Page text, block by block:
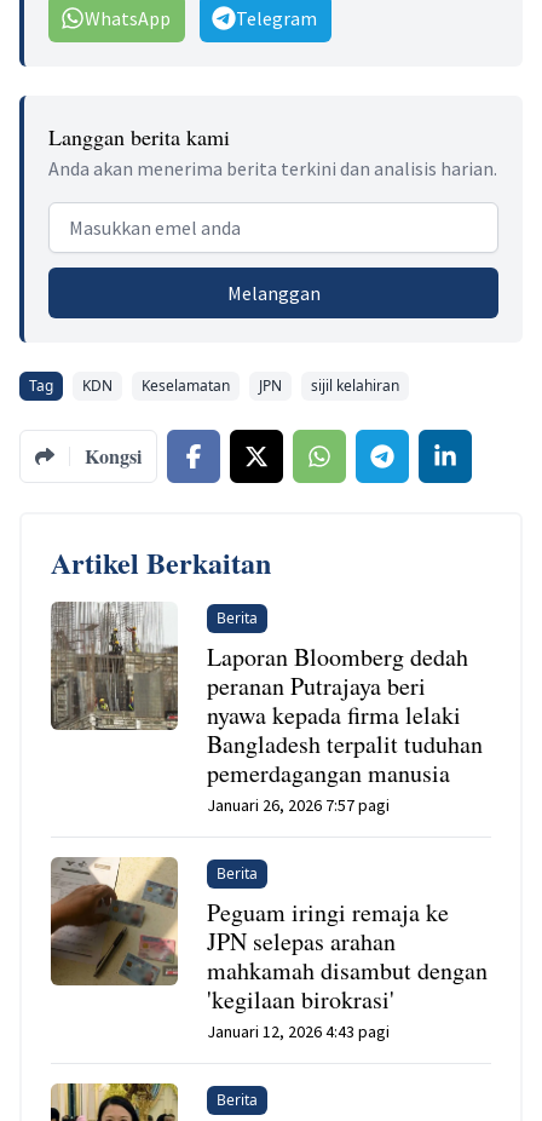
WhatsApp Telegram
Langgan berita kami
Anda akan menerima berita terkini dan analisis harian.
Email address
Melanggan
Tag KDN Keselamatan JPN sijil kelahiran
Kongsi
Artikel Berkaitan
Berita
Laporan Bloomberg dedah
peranan Putrajaya beri
nyawa kepada firma lelaki
Bangladesh terpalit tuduhan
pemerdagangan manusia
Januari 26, 2026 7:57 pagi
Berita
Peguam iringi remaja ke
JPN selepas arahan
mahkamah disambut dengan
'kegilaan birokrasi'
Januari 12, 2026 4:43 pagi
Berita